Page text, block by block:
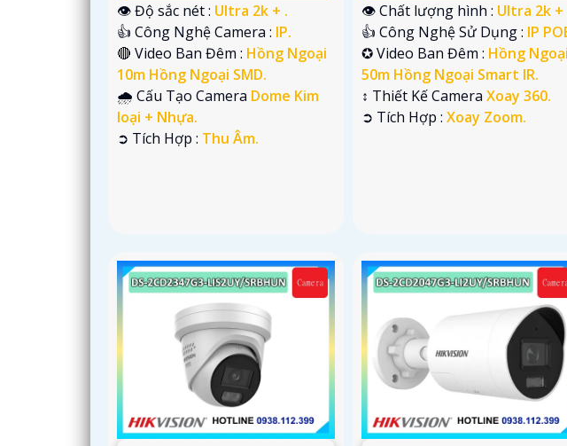
👁 Độ sắc nét : Ultra 2k + .
👍 Công Nghệ Camera : IP.
🔴 Video Ban Đêm : Hồng Ngoại
10m Hồng Ngoại SMD.
🌧️ Cấu Tạo Camera Dome Kim
loại + Nhựa.
️➲ Tích Hợp : Thu Âm.
👁 Chất lượng hình : Ultra 2k +
👍 Công Nghệ Sử Dụng : IP
✪ Video Ban Đêm : Hồng Ngoại
50m Hồng Ngoại Smart IR.
↕️ Thiết Kế CameraXoay 360.
️➲ Tích Hợp :Xoay Zoom.